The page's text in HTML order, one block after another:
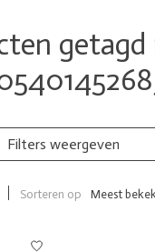
Filters weergeven
Sorteren op Meest